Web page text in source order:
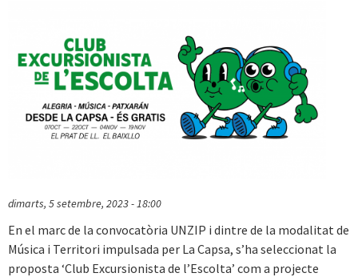
dimarts, 5 setembre, 2023 - 18:00
En el marc de la convocatòria UNZIP i dintre de la modalitat de
Música i Territori impulsada per La Capsa, s’ha seleccionat la
proposta ‘Club Excursionista de l’Escolta’ com a projecte